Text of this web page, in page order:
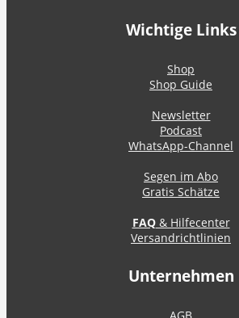
Wichtige Links
Shop
Shop Guide
Newsletter
Podcast
WhatsApp-Channel
Segen im Abo
Gratis Schätze
FAQ& Hilfecenter
Versandrichtlinien
Unternehmen